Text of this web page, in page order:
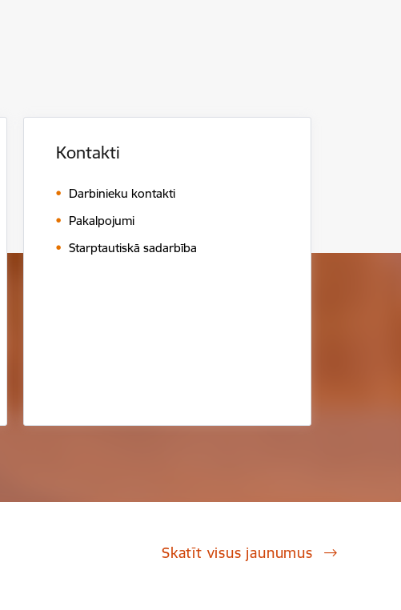
Kontakti
Darbinieku kontakti
Pakalpojumi
Starptautiskā sadarbība
Skatīt visus jaunumus